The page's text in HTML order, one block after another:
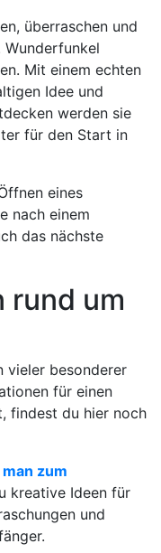
überraschen und
Wunderfunkel
Mit einem echten
Idee und
werden sie
für den Start in
eines
nach einem
das nächste
rund um
vieler besonderer
für einen
findest du hier noch
zum
kreative Ideen für
und